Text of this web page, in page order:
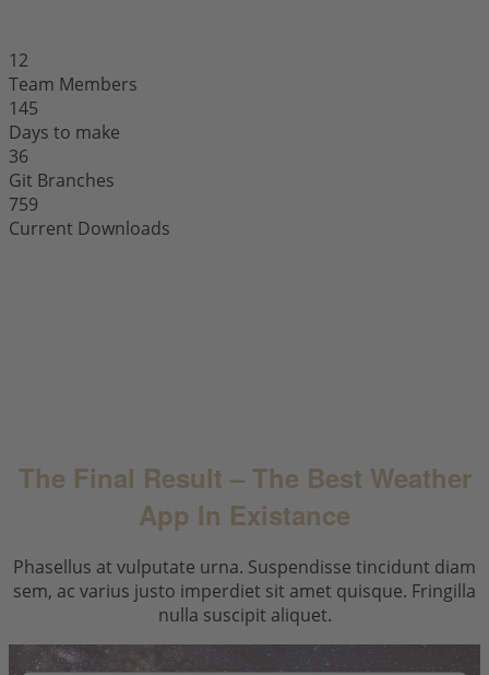
12
Team Members
145
Days to make
36
Git Branches
759
Current Downloads
The Final Result – The Best Weather
App In Existance
Phasellus at vulputate urna. Suspendisse tincidunt diam
sem, ac varius justo imperdiet sit amet quisque. Fringilla
nulla suscipit aliquet.